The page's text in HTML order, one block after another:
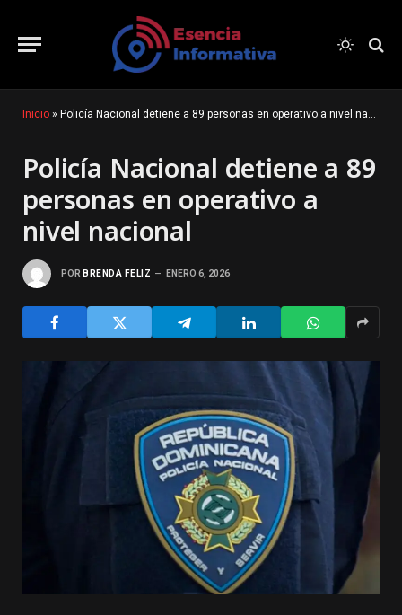
Inicio » Policía Nacional detiene a 89 personas en operativo a nivel nacional
Policía Nacional detiene a 89
personas en operativo a
nivel nacional
POR BRENDA FELIZ ENERO 6, 2026